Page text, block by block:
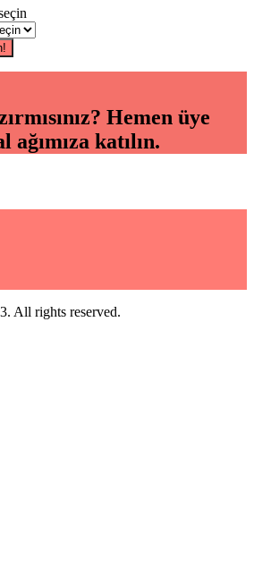
Hemen üye
ağımıza katılın.
All rights reserved.